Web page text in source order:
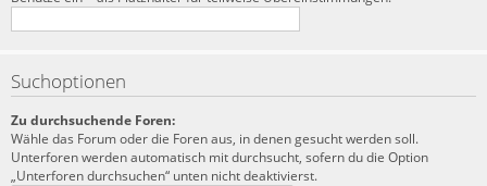
Suchoptionen
Zu durchsuchende Foren:
Wähle das Forum oder die Foren aus, in denen gesucht werden soll.
Unterforen werden automatisch mit durchsucht, sofern du die Option
„Unterforen durchsuchen“ unten nicht deaktivierst.